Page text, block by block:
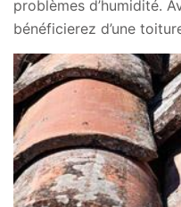
problèmes d’humidité.
bénéficierez d’une